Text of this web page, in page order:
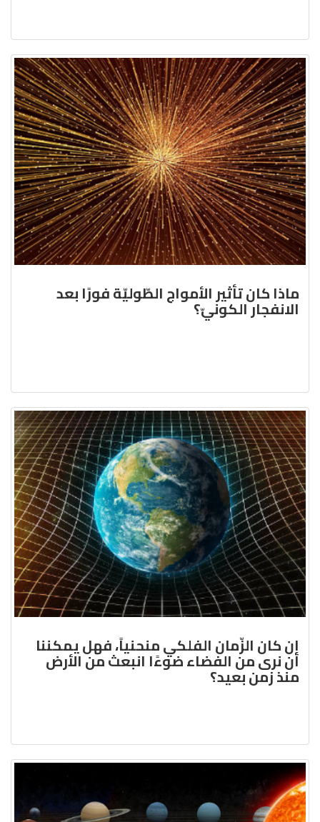
ماذا كان تأثير الأمواج الطّوليّة فورًا بعد
الانفجار الكونيّ؟
إن كان الزّمان الفلكي منحنياً، فهل يمكننا
أن نرى من الفضاء ضوءًا انبعث من الأرض
منذ زمن بعيد؟